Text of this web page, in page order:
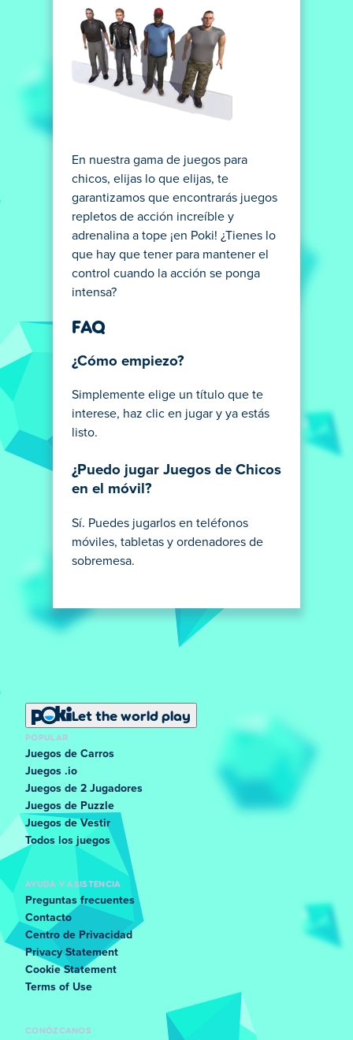
En nuestra gama de juegos para
chicos, elijas lo que elijas, te
garantizamos que encontrarás juegos
repletos de acción increíble y
adrenalina a tope ¡en Poki! ¿Tienes lo
que hay que tener para mantener el
control cuando la acción se ponga
intensa?
FAQ
¿Cómo empiezo?
Simplemente elige un título que te
interese, haz clic en jugar y ya estás
listo.
¿Puedo jugar Juegos de Chicos
en el móvil?
Sí. Puedes jugarlos en teléfonos
móviles, tabletas y ordenadores de
sobremesa.
Let the world play
POPULAR
Juegos de Carros
Juegos .io
Juegos de 2 Jugadores
Juegos de Puzzle
Juegos de Vestir
Todos los juegos
AYUDA Y ASISTENCIA
Preguntas frecuentes
Contacto
Centro de Privacidad
Privacy Statement
Cookie Statement
Terms of Use
CONÓZCANOS